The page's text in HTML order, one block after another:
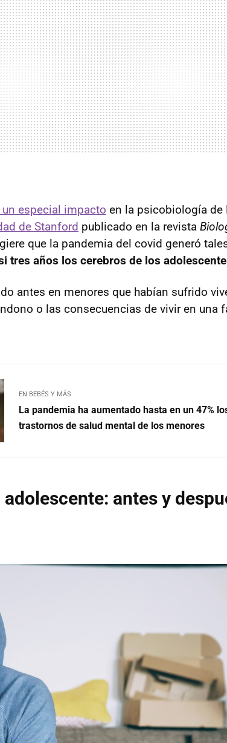
especial impacto en la psicobiología de
de Stanford publicado en la revista
que la pandemia del covid generó
tres años los cerebros de los
antes en menores que habían sufrido
o las consecuencias de vivir en una
EN BEBÉS Y MÁS
La pandemia ha aumentado hasta en un 47%
trastornos de salud mental de los menores
antes y